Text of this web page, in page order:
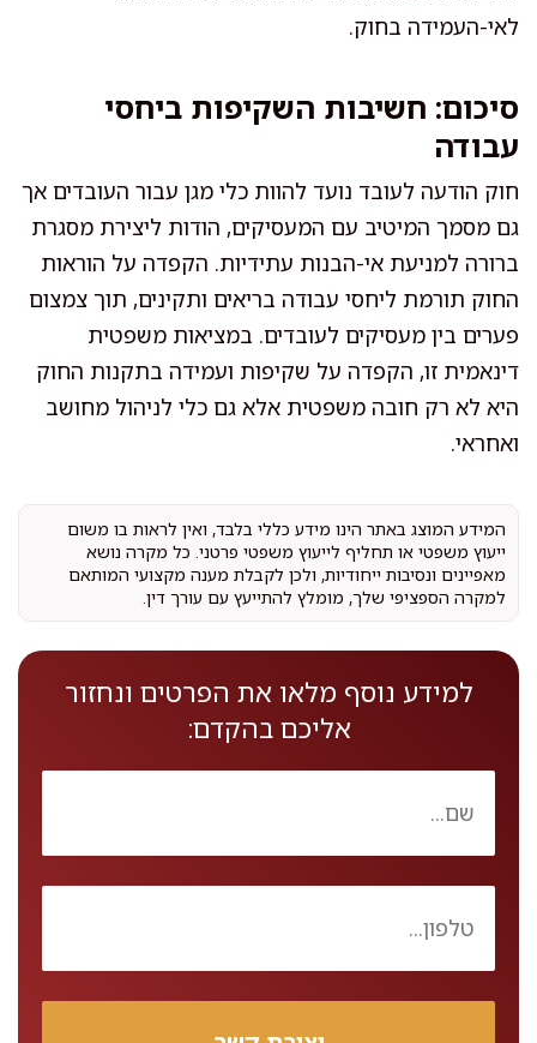
לאי-העמידה בחוק.
סיכום: חשיבות השקיפות ביחסי
עבודה
חוק הודעה לעובד נועד להוות כלי מגן עבור העובדים אך
גם מסמך המיטיב עם המעסיקים, הודות ליצירת מסגרת
ברורה למניעת אי-הבנות עתידיות. הקפדה על הוראות
החוק תורמת ליחסי עבודה בריאים ותקינים, תוך צמצום
פערים בין מעסיקים לעובדים. במציאות משפטית
דינאמית זו, הקפדה על שקיפות ועמידה בתקנות החוק
היא לא רק חובה משפטית אלא גם כלי לניהול מחושב
ואחראי.
המידע המוצג באתר הינו מידע כללי בלבד, ואין לראות בו משום
ייעוץ משפטי או תחליף לייעוץ משפטי פרטני. כל מקרה נושא
מאפיינים ונסיבות ייחודיות, ולכן לקבלת מענה מקצועי המותאם
למקרה הספציפי שלך, מומלץ להתייעץ עם עורך דין.
למידע נוסף מלאו את הפרטים ונחזור
אליכם בהקדם: